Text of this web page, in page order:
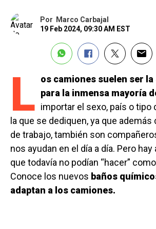
Por
Marco Carbajal
19 Feb 2024, 09:30 AM EST
L os camiones suelen ser
para la inmensa mayoría
importar el sexo, país o tipo
la que se dediquen, ya que además
de trabajo, también son
nos ayudan en el día a día. Pero
que todavía no podían “hacer”
Conoce los nuevos baños
adaptan a los camiones.